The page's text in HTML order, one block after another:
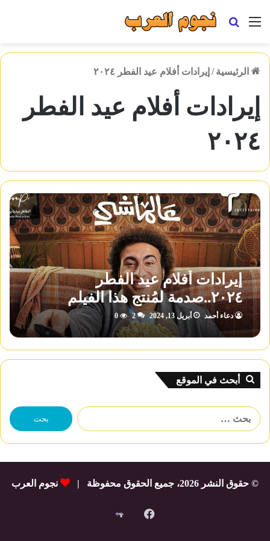
القائمة بحث
الرئيسية / إيرادات أفلام عيد الفطر ٢٠٢٤
إيرادات أفلام عيد الفطر
٢٠٢٤
إيرادات أفلام عيد الفطر
٢٠٢٤..صدمة لمُنتج هذا الفيلم
دعاء أحمد أبريل 13, 2024 2
0
أبحث في الموقع
البحث
عن:
© حقوق النشر 2026، جميع الحقوق محفوظة | نجوم العرب
فيسبوك